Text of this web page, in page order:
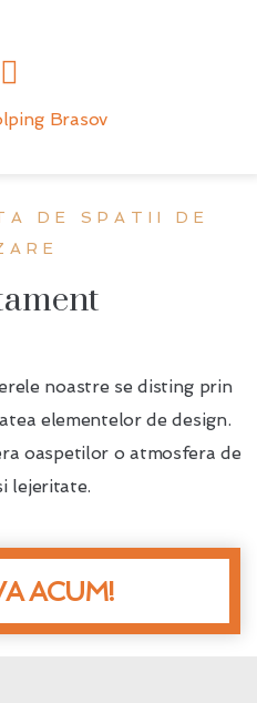
DE SPATII DE
noastre se disting prin
elementelor de design.
oaspetilor o atmosfera de
lejeritate.
ACUM!